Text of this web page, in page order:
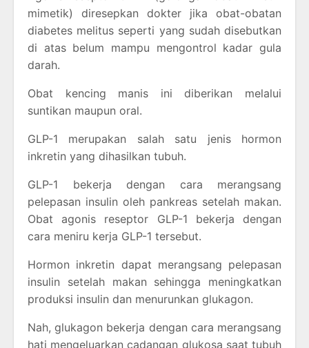
mimetik) diresepkan dokter jika obat-obatan
diabetes melitus seperti yang sudah disebutkan
di atas belum mampu mengontrol kadar gula
darah.
Obat kencing manis ini diberikan melalui
suntikan maupun oral.
GLP-1 merupakan salah satu jenis hormon
inkretin yang dihasilkan tubuh.
GLP-1 bekerja dengan cara merangsang
pelepasan insulin oleh pankreas setelah makan.
Obat agonis reseptor GLP-1 bekerja dengan
cara meniru kerja GLP-1 tersebut.
Hormon inkretin dapat merangsang pelepasan
insulin setelah makan sehingga meningkatkan
produksi insulin dan menurunkan glukagon.
Nah, glukagon bekerja dengan cara merangsang
hati mengeluarkan cadangan glukosa saat tubuh